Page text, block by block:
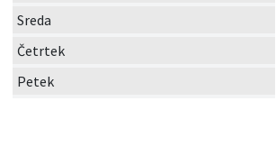
Sreda
Četrtek
Petek